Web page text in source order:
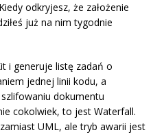
odkryjesz, że założenie
już na nim tygodnie
i generuje listę zadań o
jednej linii kodu, a
dokumentu
cokolwiek, to jest Waterfall.
UML, ale tryb awarii jest